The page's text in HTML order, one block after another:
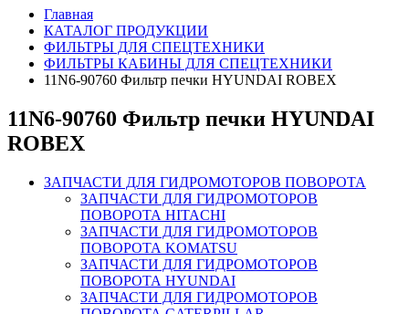
Главная
КАТАЛОГ ПРОДУКЦИИ
ФИЛЬТРЫ ДЛЯ СПЕЦТЕХНИКИ
ФИЛЬТРЫ КАБИНЫ ДЛЯ СПЕЦТЕХНИКИ
11N6-90760 Фильтр печки HYUNDAI ROBEX
11N6-90760 Фильтр печки HYUNDAI
ROBEX
ЗАПЧАСТИ ДЛЯ ГИДРОМОТОРОВ ПОВОРОТА
ЗАПЧАСТИ ДЛЯ ГИДРОМОТОРОВ
ПОВОРОТА HITACHI
ЗАПЧАСТИ ДЛЯ ГИДРОМОТОРОВ
ПОВОРОТА KOMATSU
ЗАПЧАСТИ ДЛЯ ГИДРОМОТОРОВ
ПОВОРОТА HYUNDAI
ЗАПЧАСТИ ДЛЯ ГИДРОМОТОРОВ